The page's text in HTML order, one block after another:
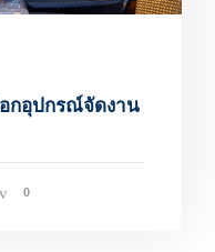
กอุปกรณ์จัดงาน
0